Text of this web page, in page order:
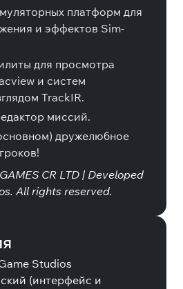
платформ для
и эффектов Sim-
для просмотра
и систем
TrackIR.
миссий.
дружелюбное
CR LTD | Developed
All rights reserved.
Studios
(интерфейс и